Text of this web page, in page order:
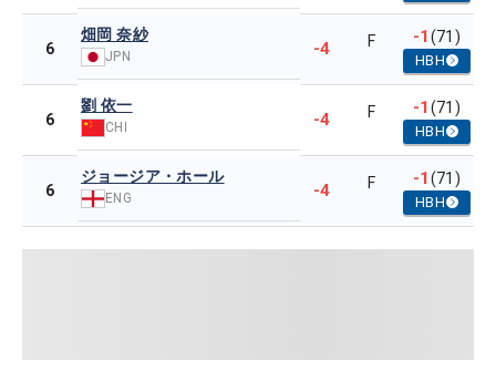
6
畑岡 奈紗
JPN -4 F -1(71)
HBH
6
劉 依一
CHI -4 F -1(71)
HBH
6
ジョージア・ホール
ENG -4 F -1(71)
HBH